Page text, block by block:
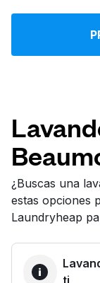
Iniciar
Síguenos en
¿Buscas una
estas opciones
Laundryheap
ti